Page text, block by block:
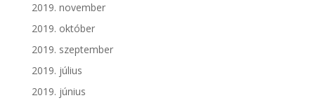
2019. november
2019. október
2019. szeptember
2019. július
2019. június